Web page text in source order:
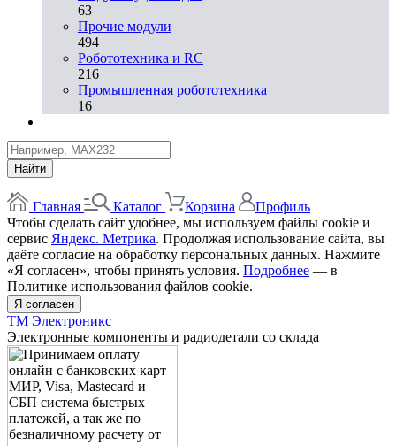
63
Прочие модули
494
Робототехника и RC
216
Промышленная робототехника
16
Найти
Главная Каталог Корзина
Профиль
Чтобы сделать сайт удобнее, мы используем файлы cookie и
сервис Яндекс. Метрика. Продолжая использование сайта, вы
даёте согласие на обработку персональных данных. Нажмите
«Я согласен», чтобы принять условия. Подробнее — в
Политике использования файлов cookie.
Я согласен
ТМ Электроникс
Электронные компоненты и радиодетали со склада